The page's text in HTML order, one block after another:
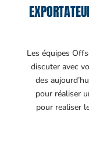
Les équipes
discuter avec
des
pour réaliser
pour realiser